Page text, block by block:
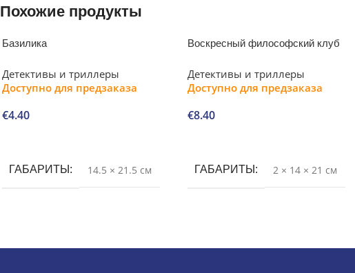
Похожие продукты
Базилика
Детективы и триллеры
Доступно для предзаказа
€4.40
ГАБАРИТЫ 14.5 × 21.5 см
Воскресный философский клуб
Детективы и триллеры
Доступно для предзаказа
€8.40
ГАБАРИТЫ 2 × 14 × 21 см